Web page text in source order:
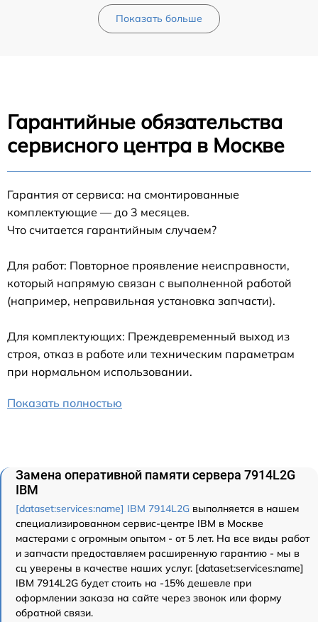
Показать больше
Гарантийные обязательства
сервисного центра в Москве
Гарантия от сервиса: на смонтированные
комплектующие — до 3 месяцев.
Что считается гарантийным случаем?
Для работ: Повторное проявление неисправности,
который напрямую связан с выполненной работой
(например, неправильная установка запчасти).
Для комплектующих: Преждевременный выход из
строя, отказ в работе или техническим параметрам
при нормальном использовании.
Показать полностью
Замена оперативной памяти сервера 7914L2G
IBM
[dataset:services:name] IBM 7914L2G выполняется в нашем
специализированном сервис-центре IBM в Москве
мастерами с огромным опытом - от 5 лет. На все виды работ
и запчасти предоставляем расширенную гарантию - мы в
сц уверены в качестве наших услуг. [dataset:services:name]
IBM 7914L2G будет стоить на -15% дешевле при
оформлении заказа на сайте через звонок или форму
обратной связи.